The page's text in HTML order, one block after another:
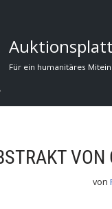
Für ein humanitäres
VON
von